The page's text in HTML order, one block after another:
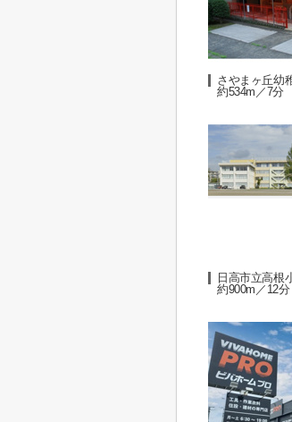
さやまヶ丘幼
約534m／7分
日高市立高根
約900m／12分